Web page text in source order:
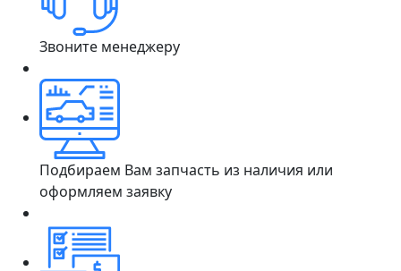
Звоните менеджеру
Подбираем Вам запчасть из наличия или
оформляем заявку